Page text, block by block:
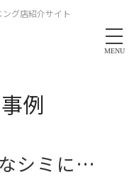
グ店紹介サイト
MENU
例
シミに…